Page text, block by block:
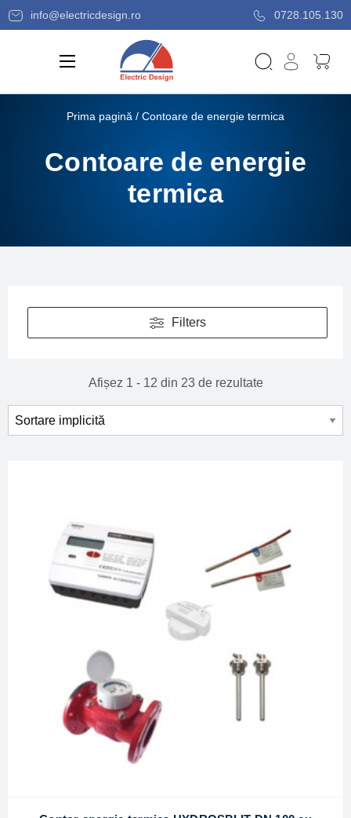
info@electricdesign.ro 0728.105.130
Prima pagină / Contoare de energie termica
Contoare de energie
termica
Filters
Afișez 1 - 12 din 23 de rezultate